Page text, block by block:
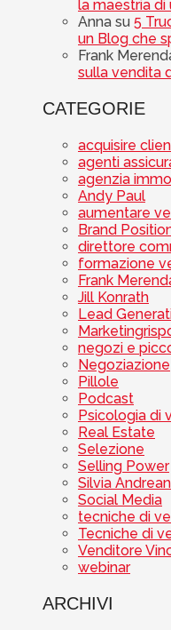
la maestria di
Anna su 5
un Blog che
Frank
sulla vendita
CATEGORIE
acquisire
agenti
agenzia
Andy Paul
aumentare
Brand
direttore
formazione
Frank
Jill Konrath
Lead
negozi e
Negoziazione
Pillole
Podcast
Psicologia di
Real Estate
Selezione
Selling Power
Silvia
Social Media
tecniche di
Tecniche di
Venditore
webinar
ARCHIVI